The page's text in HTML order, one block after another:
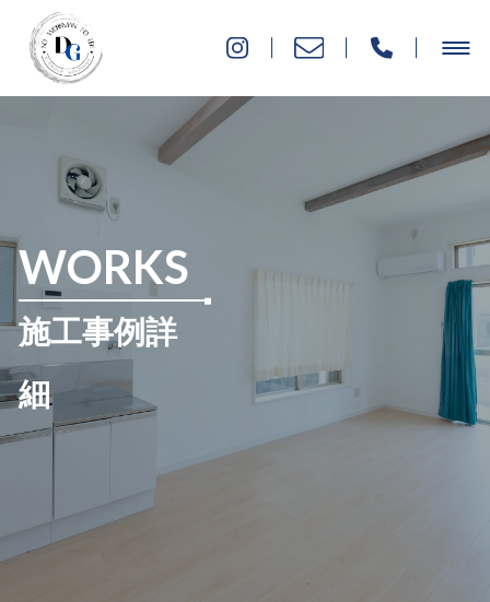
WORKS
施工事例詳
細